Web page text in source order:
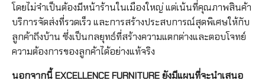
โดยไม่จำเป็นต้องมีหน้าร้านในเมืองใหญ่ แต่เน้นที่คุณภาพสินค้า
บริการจัดส่งที่รวดเร็ว และการสร้างประสบการณ์สุดพิเศษให้กับ
ลูกค้าถึงบ้าน ซึ่งเป็นกลยุทธ์ที่สร้างความแตกต่างและตอบโจทย์
ความต้องการของลูกค้าได้อย่างแท้จริง
นอกจากนี้ EXCELLENCE FURNITURE ยังมีแผนที่จะนำเสนอ